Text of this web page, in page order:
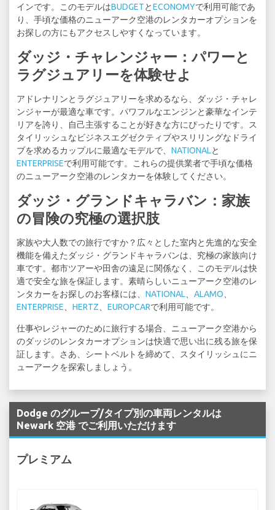
インです。このモデルはBUDGETとECONOMYで利用可能であ
り、手頃な価格のニューアーク空港のレンタカーオプションを
お探しの方にもアクセスしやすくなっています。
ダッジ・チャレンジャー：パワーと
ラグジュアリーを体験せよ
アドレナリンとラグジュアリーを求めるなら、ダッジ・チャレ
ンジャーが最適な車です。パワフルなエンジンと豪華なインテ
リアを誇り、自己主張することが好きな方にぴったりです。ス
タイリッシュなビジネスエグゼクティブやスリリングなドライ
ブを求めるカップルに最適なモデルで、 NATIONALと
ENTERPRISEで利用可能です。これらの提供業者で手頃な価格
のニューアーク空港のレンタカーを体験してください。
ダッジ・グランドキャラバン：家族
の冒険の究極の選択肢
家族や大人数での旅行ですか？広々とした室内と先進的な安全
機能を備えたダッジ・グランドキャラバンは、究極の家族向け
車です。都市ツアーや田舎の遠足に関係なく、このモデルは快
適で安全な旅を保証します。素晴らしいニューアーク空港のレ
ンタカーをお探しのお客様には、 NATIONAL ALAMO
ENTERPRISE
HERTZ EUROPCARで利用可能です。
仕事やレジャーのために旅行する場合、ニューアーク空港から
のダッジのレンタカーオプションは快適で思い出に残る旅を保
証します。さあ、シートベルトを締めて、スタイリッシュにニ
ューアークを探索しましょう。
Dodge のグループ/タイプ別の車両レンタルは
Newark 空港 でご利用いただけます
プレミアム